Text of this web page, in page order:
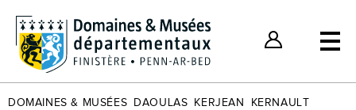
Nos bons plans
Espace Client
DOMAINES & MUSÉES DAOULAS KERJEAN
KERNAULT